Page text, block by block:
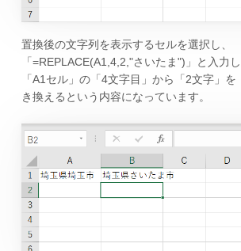
置換後の文字列を表示するセルを選択し、
「=REPLACE(A1,4,2,"さいたま")」と入力
「A1セル」の「4文字目」から「2文字」
き換えるという内容になっています。